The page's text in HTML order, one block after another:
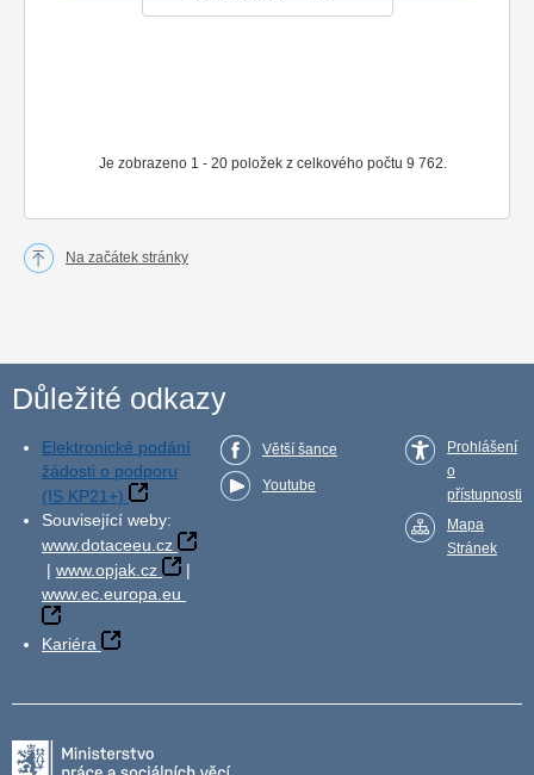
Je zobrazeno 1 - 20 položek z celkového počtu 9 762.
Na začátek stránky
Důležité odkazy
Elektronické podání
žádosti o podporu
(IS KP21+)
Související weby:
www.dotaceeu.cz
| www.opjak.cz
|
www.ec.europa.eu
Kariéra
Větší šance
Youtube
Prohlášení
o
přístupnosti
Mapa
Stránek